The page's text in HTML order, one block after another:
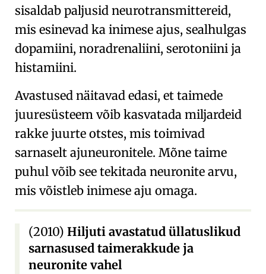
sisaldab paljusid neurotransmittereid,
mis esinevad ka inimese ajus, sealhulgas
dopamiini, noradrenaliini, serotoniini ja
histamiini.
Avastused näitavad edasi, et taimede
juuresüsteem võib kasvatada miljardeid
rakke juurte otstes, mis toimivad
sarnaselt ajuneuronitele. Mõne taime
puhul võib see tekitada neuronite arvu,
mis võistleb inimese aju omaga.
(2010) Hiljuti avastatud üllatuslikud
sarnasused taimerakkude ja
neuronite vahel